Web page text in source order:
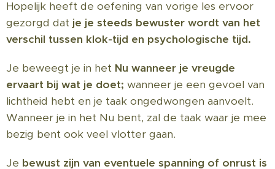
Hopelijk heeft de oefening van vorige les ervoor
gezorgd dat je je steeds bewuster wordt van het
verschil tussen klok-tijd en psychologische tijd.
Je beweegt je in het Nu wanneer je vreugde
ervaart bij wat je doet; wanneer je een gevoel van
lichtheid hebt en je taak ongedwongen aanvoelt.
Wanneer je in het Nu bent, zal de taak waar je mee
bezig bent ook veel vlotter gaan.
Je bewust zijn van eventuele spanning of onrust is